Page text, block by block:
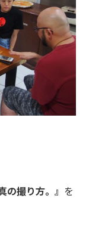
の撮り方。』 を